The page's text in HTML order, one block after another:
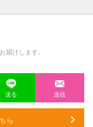
届けします。
送る 送信
ら